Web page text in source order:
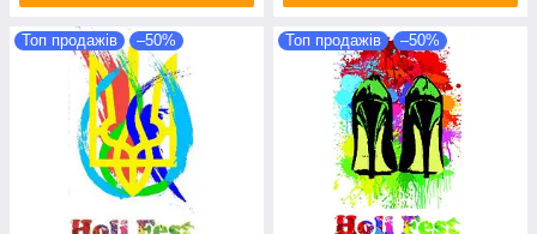
Топ продажів –50% Топ продажів –50%